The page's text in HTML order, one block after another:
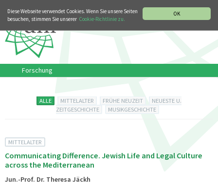
OK
Diese Webseite verwendet Cookies. Wenn Sie unsere Seiten
besuchen, stimmen Sie unserer Cookie-Richtlinie zu.
Forschung
ALLE MITTELALTER FRÜHE NEUZEIT
NEUESTE U.
ZEITGESCHICHTE
MUSIKGESCHICHTE
MITTELALTER
Communicating Difference. Jewish Life and Legal Culture
across the Mediterranean
Jun.-Prof. Dr. Theresa Jäckh